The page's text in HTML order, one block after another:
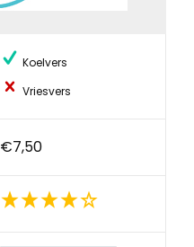
Koelvers
Vriesvers
€7,50